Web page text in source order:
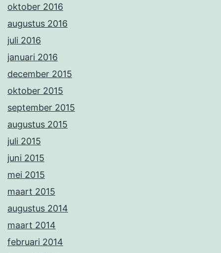
oktober 2016
augustus 2016
juli 2016
januari 2016
december 2015
oktober 2015
september 2015
augustus 2015
juli 2015
juni 2015
mei 2015
maart 2015
augustus 2014
maart 2014
februari 2014